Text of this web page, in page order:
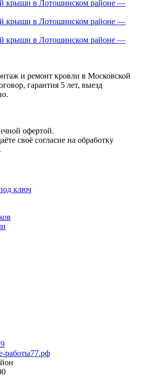
и ремонт кровли в Московской
гарантия 5 лет, выезд
офертой.
своё согласие на обработку
ключ
работы77.рф